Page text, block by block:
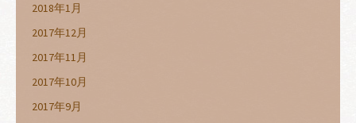
2018年1月
2017年12月
2017年11月
2017年10月
2017年9月